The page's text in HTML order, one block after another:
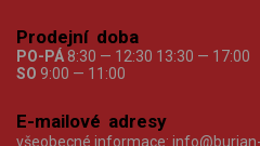
Prodejní doba
PO-PÁ 8:30 — 12:30 13:30 — 17:00
SO 9:00 — 11:00
E-mailové adresy
všeobecné informace: